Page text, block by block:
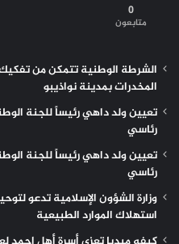
0
متابعون
الشرطة الوطنية تتمكن من
المخدرات بمدينة نواذيبو
تعيين ولد داهي رئيساً للجنة
رئاسي
تعيين ولد داهي رئيساً للجنة
رئاسي
وزارة الشؤون الإسلامية تدعو
استهلاك الموارد الطبيعية